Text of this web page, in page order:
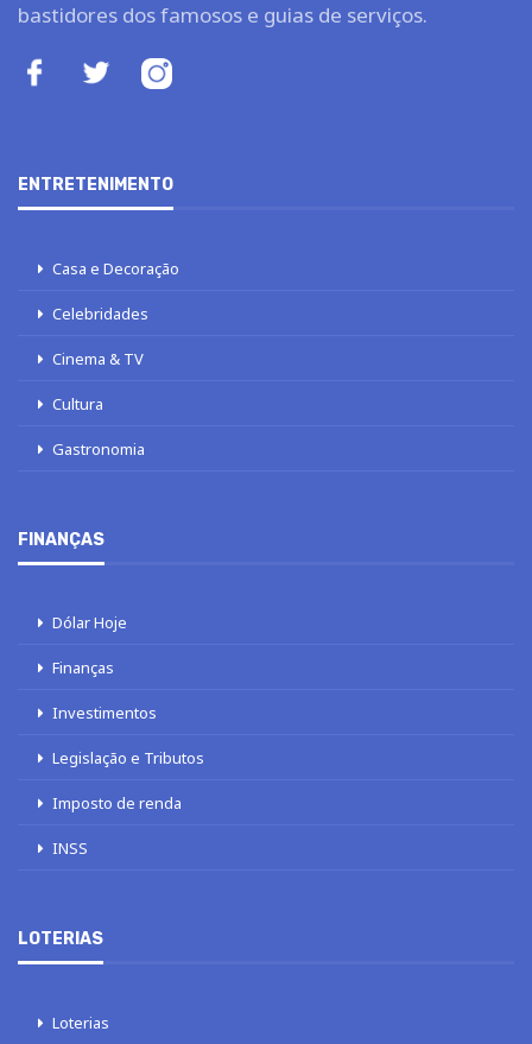
bastidores dos famosos e guias de serviços.
ENTRETENIMENTO
Casa e Decoração
Celebridades
Cinema & TV
Cultura
Gastronomia
FINANÇAS
Dólar Hoje
Finanças
Investimentos
Legislação e Tributos
Imposto de renda
INSS
LOTERIAS
Loterias